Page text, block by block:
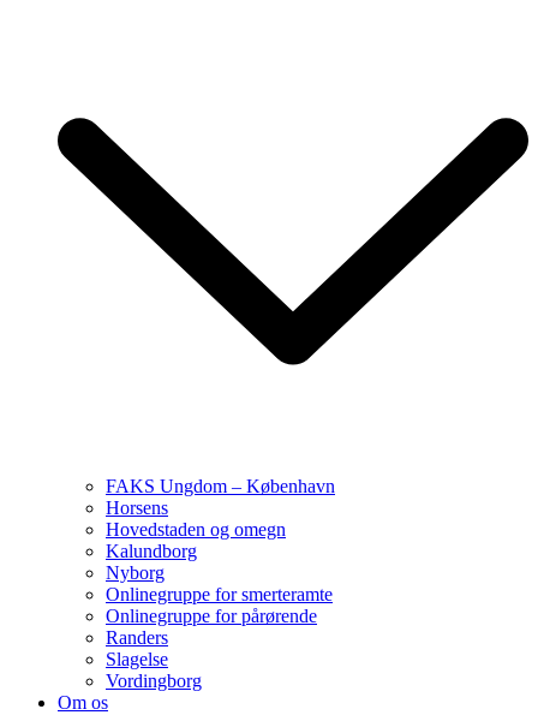
FAKS Ungdom – København
Horsens
Hovedstaden og omegn
Kalundborg
Nyborg
Onlinegruppe for smerteramte
Onlinegruppe for pårørende
Randers
Slagelse
Vordingborg
Om os